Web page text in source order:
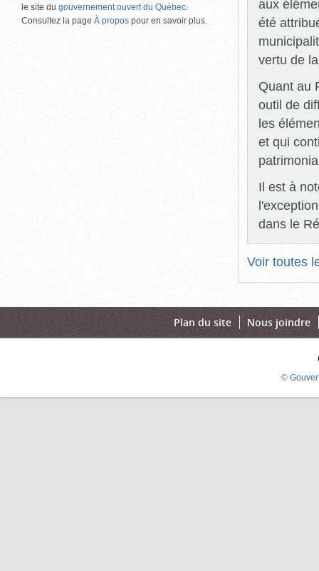
le site du gouvernement ouvert du Québec.
Consultez la page À propos pour en savoir plus.
aux
été
vertu de
Quant au
outil de
les
et qui
Il est à
dans le
Voir toutes
Plan du site Nous joindre
©